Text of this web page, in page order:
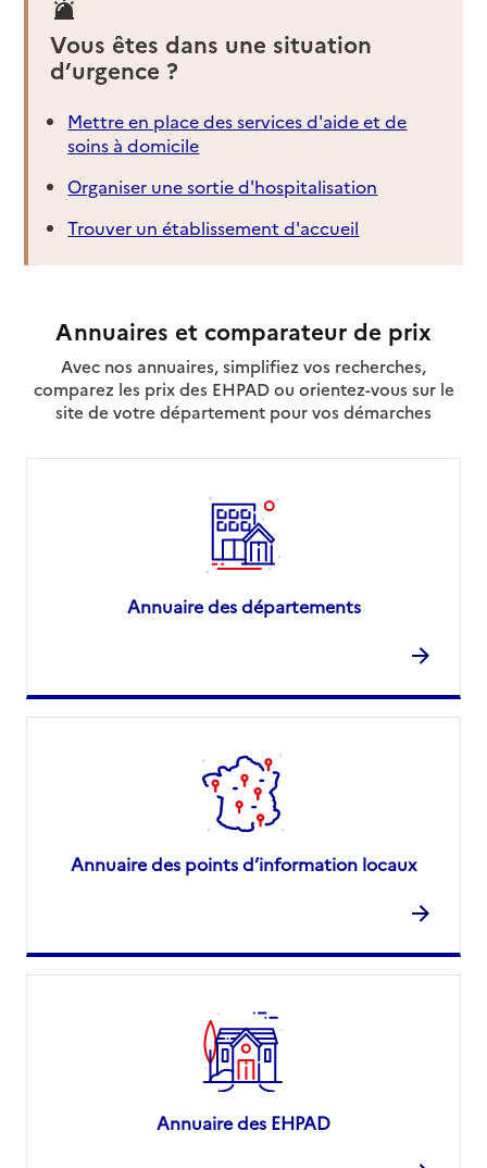
Vous êtes dans une situation
d’urgence ?
Mettre en place des services d'aide et de
soins à domicile
Organiser une sortie d'hospitalisation
Trouver un établissement d'accueil
Annuaires et comparateur de prix
Avec nos annuaires, simplifiez vos recherches,
comparez les prix des EHPAD ou orientez-vous sur le
site de votre département pour vos démarches
Annuaire des départements
Annuaire des points d’information locaux
Annuaire des EHPAD